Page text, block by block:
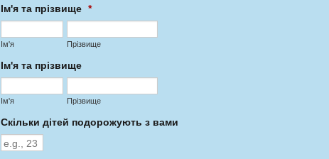
Ім'я та прізвище *
Ім'я Прізвище
Ім'я та прізвище
Ім'я Прізвище
Скільки дітей подорожують з вами